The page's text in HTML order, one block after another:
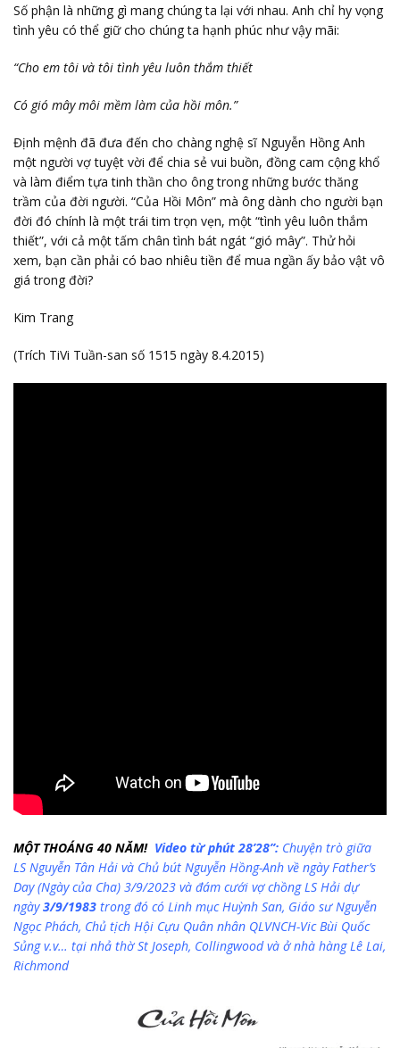
Số phận là những gì mang chúng ta lại với nhau. Anh chỉ hy vọng
tình yêu có thể giữ cho chúng ta hạnh phúc như vậy mãi:
“Cho em tôi và tôi tình yêu luôn thắm thiết
Có gió mây môi mềm làm của hồi môn.”
Định mệnh đã đưa đến cho chàng nghệ sĩ Nguyễn Hồng Anh
một người vợ tuyệt vời để chia sẻ vui buồn, đồng cam cộng khổ
và làm điểm tựa tinh thần cho ông trong những bước thăng
trầm của đời người. “Của Hồi Môn” mà ông dành cho người bạn
đời đó chính là một trái tim trọn vẹn, một “tình yêu luôn thắm
thiết”, với cả một tấm chân tình bát ngát “gió mây”. Thử hỏi
xem, bạn cần phải có bao nhiêu tiền để mua ngần ấy bảo vật vô
giá trong đời?
Kim Trang
(Trích TiVi Tuần-san số 1515 ngày 8.4.2015)
MỘT THOÁNG 40 NĂM!Video từ phút 28’28”: Chuyện trò giữa
LS Nguyễn Tân Hải và Chủ bút Nguyễn Hồng-Anh về ngày Father’s
Day (Ngày của Cha) 3/9/2023 và đám cưới vợ chồng LS Hải dự
ngày3/9/1983 trong đó có Linh mục Huỳnh San, Giáo sư Nguyễn
Ngọc Phách, Chủ tịch Hội Cựu Quân nhân QLVNCH-Vic Bùi Quốc
Sủng v.v… tại nhả thờ St Joseph, Collingwood và ở nhà hàng Lê Lai,
Richmond